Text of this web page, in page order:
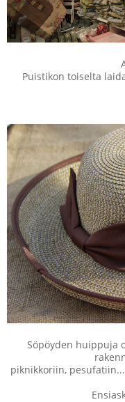
Puistikon toiselta
Söpöyden huippuja
piknikkoriin,